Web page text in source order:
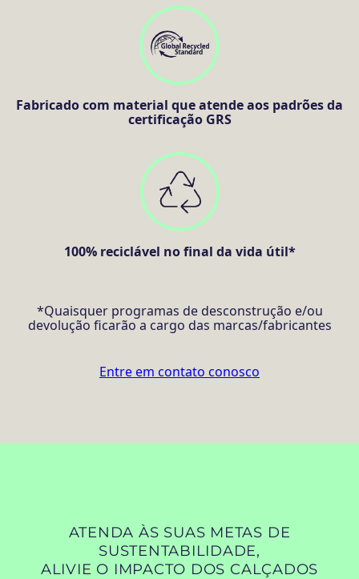
Fabricado com material que atende aos padrões da
certificação GRS
100% reciclável no final da vida útil*
*Quaisquer programas de desconstrução e/ou
devolução ficarão a cargo das marcas/fabricantes
Entre em contato conosco
ATENDA ÀS SUAS METAS DE
SUSTENTABILIDADE,
ALIVIE O IMPACTO DOS CALÇADOS